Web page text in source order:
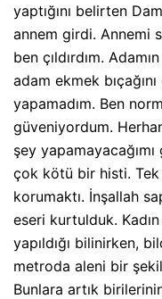
yaptığını belirten
annem girdi. Annemi
ben çıldırdım.
adam ekmek
yapamadım. Ben
güveniyordum.
şey
çok kötü bir histi. Tek
korumaktı. İnşallah
eseri kurtulduk.
yapıldığı bilinirken,
metroda aleni bir
Bunlara artık